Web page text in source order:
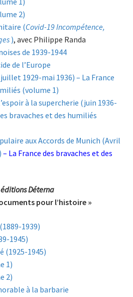
2)
(Covid-19 Incompétence,
), avec Philippe Randa
de 1939-1944
de l’Europe
1929-mai 1936) – La France
(volume 1)
à la supercherie (juin 1936-
bravaches et des humiliés
aux Accords de Munich (Avril
– La France des bravaches et des
Déterna
pour l’histoire »
1939)
1945)
(1925-1945)
1)
2)
à la barbarie